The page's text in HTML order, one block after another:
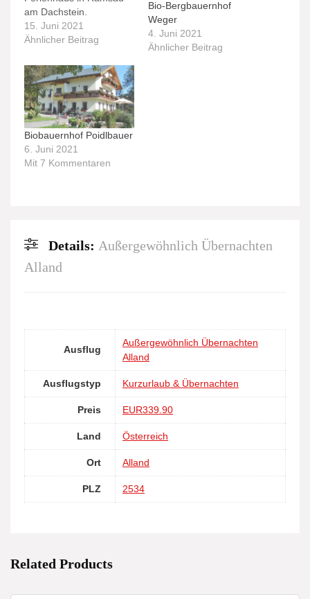
am Dachstein.
15. Juni 2021
Ähnlicher Beitrag
Bio-Bergbauernhof
Weger
4. Juni 2021
Ähnlicher Beitrag
Biobauernhof Poidlbauer
6. Juni 2021
Mit 7 Kommentaren
Details: Außergewöhnlich Übernachten
Alland
Ausflug
Außergewöhnlich Übernachten
Alland
Ausflugstyp Kurzurlaub & Übernachten
Preis EUR339.90
Land Österreich
Ort Alland
PLZ 2534
Related Products